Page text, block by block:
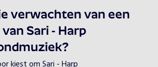
verwachten van een
Sari - Harp